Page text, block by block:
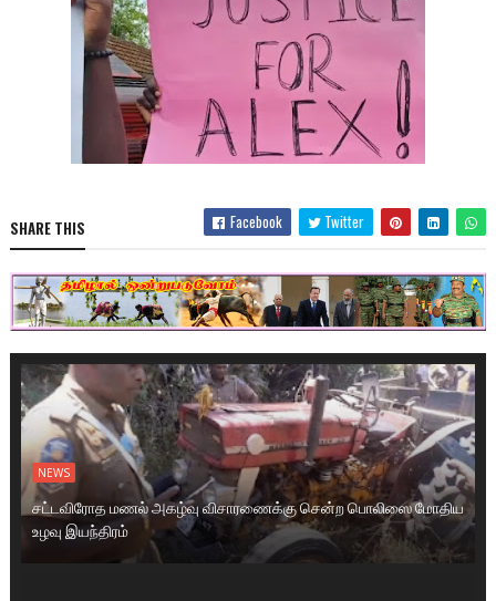
SHARE THIS Facebook Twitter
NEWS
சட்டவிரோத மணல் அகழ்வு விசாரணைக்கு சென்ற பொலிஸை மோதிய
உழவு இயந்திரம்